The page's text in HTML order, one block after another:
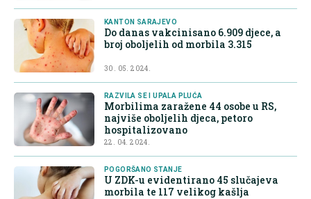
KANTON SARAJEVO
Do danas vakcinisano 6.909 djece, a
broj oboljelih od morbila 3.315
30. 05. 2024.
RAZVILA SE I UPALA PLUĆA
Morbilima zaražene 44 osobe u RS,
najviše oboljelih djeca, petoro
hospitalizovano
22. 04. 2024.
POGORŠANO STANJE
U ZDK-u evidentirano 45 slučajeva
morbila te 117 velikog kašlja